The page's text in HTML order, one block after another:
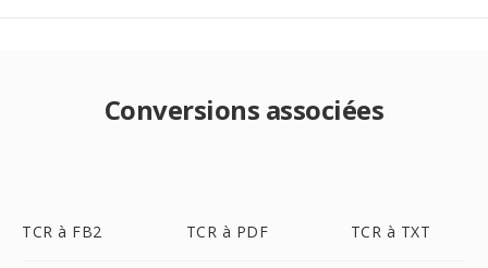
Conversions associées
TCR à FB2 TCR à PDF TCR à TXT